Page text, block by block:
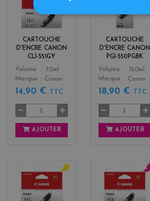
CARTOUCHE
D'ENCRE CANON
CLI-551GY
Color
Volume
7.0ml
Marque
Canon
14,90 € TTC
AJOUTER
CARTOUCHE
D'ENCRE CANON
PGI-550PGBK
Color
k
Volume
15.0ml
Marque
Canon
18,90 € TTC
AJOUTER
e
a